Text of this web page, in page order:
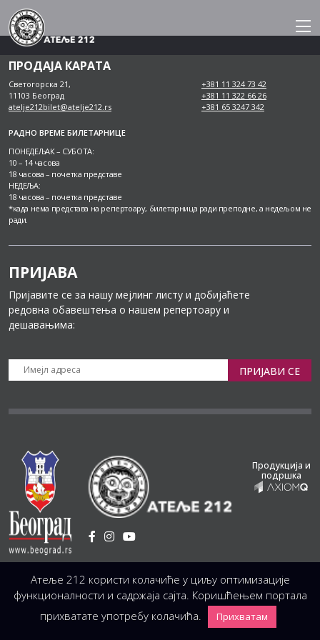
Skip
to
content
ПРОДАЈА КАРАТА
Светогорска 21,
11103 Београд
atelje212bilet@atelje212.rs
+381 11 324 73 42
+381 11 322 66 26
+381 65 3247 342
РАДНО ВРЕМЕ БИЛЕТАРНИЦЕ
ПОНЕДЕЉАК – СУБОТА:
10 – 14 часова
18 часова – почетка представе
НЕДЕЉА:
18 часова – почетка представе
*када нема представа на репертоару, билетарница ради преподне, а недељом не
ради.
ПРИЈАВА
Пријавите се за нашу мејлинг листу и добијаћете
редовна обавештења о нашем репертоару и
дешавањима:
ПРИЈАВИ СЕ
Установа Културе / Светогорска 21, 11103 Београд, Србија
Централа (управа, организација, администрација, рачуноводство, техника)
+381 11 3246 146;
+381 11 3246 147 |office@atelje212.rs
Продукција и
подршка
Сва Права Задржана © 2026 Позориште Атеља 212
Атеље 212 користи колачиће у циљу оптимизације
функционалности и садржаја сајта. Коришћењем портала
прихватате употребу колачића.
Прихватам